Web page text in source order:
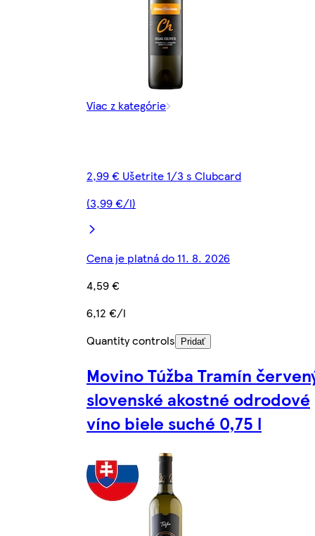
Viac z kategórie
2,99 € Ušetrite 1/3 s Clubcard
(3,99 €/l)
Cena je platná do 11. 8. 2026
4,59 €
6,12 €/l
Quantity controls
Pridať
Movino Túžba Tramín
slovenské akostné odrodové
víno biele suché 0,75 l